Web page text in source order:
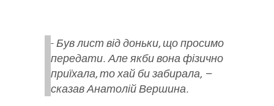
-Був лист від доньки, що просимо
передати. Але якби вона фізично
приїхала, то хай би забирала, –
сказав Анатолій Вершина.